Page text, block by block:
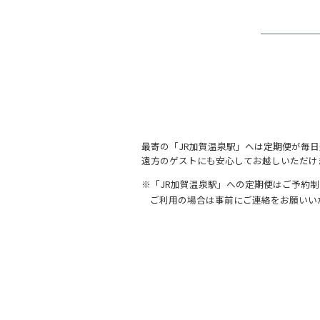
最寄の「JR加賀温泉駅」へは定期便が毎
遠方のゲストにも安心してお越しいただけ
※「JR加賀温泉駅」への定期便はご予約
ご利用の場合は事前にご連絡をお願い